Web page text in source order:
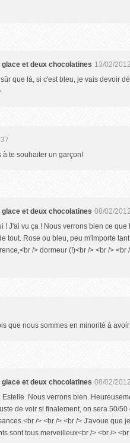
et deux chocolatines 13/02/
que là, si c'est bleu, je vais devoir
te souhaiter un garçon!
et deux chocolatines 08/02/
! J'ai vu ça ! Nous verrons bien ce
tout. Rose ou bleu, peu m'importe
/> dormeur (!)<br /> <br /> <br
que nous sommes en minorité à
et deux chocolatines 08/02/
Estelle. Nous verrons bien.
de voir si finalement, on sera 50/
/> <br /> <br /> J'avoue que
sont tous merveilleux<br /> <br /> <br